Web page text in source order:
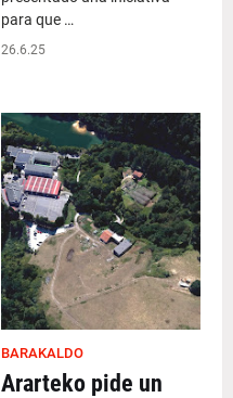
para que …
26.6.25
BARAKALDO
Ararteko pide un